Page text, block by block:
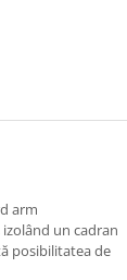
arm
un cadran
posibilitatea de